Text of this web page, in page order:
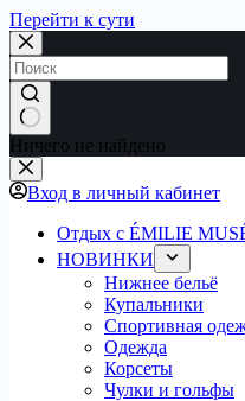
Перейти к сути
Ничего не найдено
Вход в личный кабинет
Отдых с ÉMILIE
НОВИНКИ
Нижнее бельё
Купальники
Спортивная
Одежда
Корсеты
Чулки и гольфы